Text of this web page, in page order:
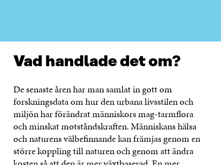
Vad handlade det om?
De senaste åren har man samlat in gott om
forskningsdata om hur den urbana livsstilen och
miljön har förändrat människors mag-tarmflora
och minskat motståndskraften. Människans hälsa
och naturens välbefinnande kan främjas genom en
större koppling till naturen och genom att ändra